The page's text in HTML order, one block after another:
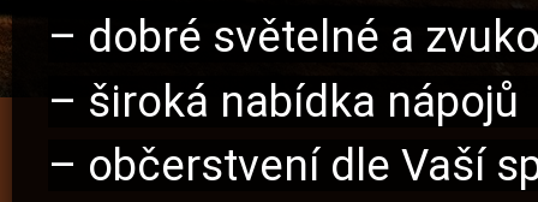
– dobré světelné a
– široká nabídka nápojů
– občerstvení dle Vaší